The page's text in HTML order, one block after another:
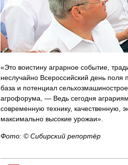
«Это воистину аграрное событие,
неслучайно Всероссийский день поля
база и потенциал
агрофорума, — Ведь сегодня
современную технику, качественную,
максимально высокие урожаи».
Фото: © Сибирский репортёр